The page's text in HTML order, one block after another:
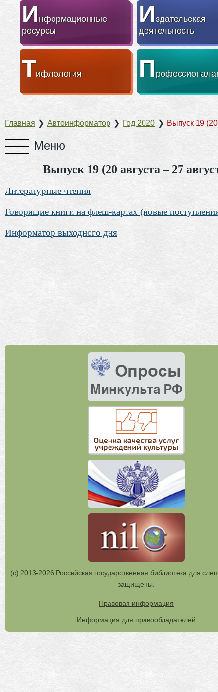
Информационные
ресурсы
Издательская
деятельность
Тифлология П
Главная ❯ Автоинформатор ❯ Год 2020 ❯ Выпуск 19
Выпуск 19 (20 августа – 27
Литературные чтения
Говорящие книги на флеш-картах (новые
Информатор выходного дня
(с) 2013-2026 Российская государственная библиотека для
защищены.
Правовая информация
Информация для правообладателей